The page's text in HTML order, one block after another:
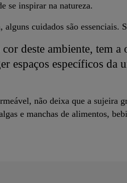
se inspirar na natureza.
alguns cuidados são
deste ambiente, tem
espaços específicos
não deixa que a sujeira
e manchas de alimentos,